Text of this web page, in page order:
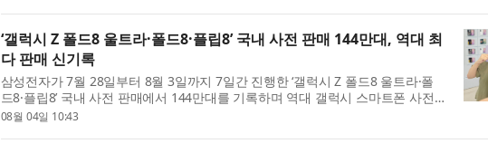
‘갤럭시 Z 폴드8 울트라·폴드8·플립8’ 국내 사전 판매 144만대, 역대 최
다 판매 신기록
삼성전자가 7월 28일부터 8월 3일까지 7일간 진행한 ‘갤럭시 Z 폴드8 울트라·폴
드8·플립8’ 국내 사전 판매에서 144만대를 기록하며 역대 갤럭시 스마트폰 사전
판매 신기록을 세웠다. 144만대는 역대 갤럭시 스마트폰 사전 판매 중 최다 기록
08월 04일 10:43